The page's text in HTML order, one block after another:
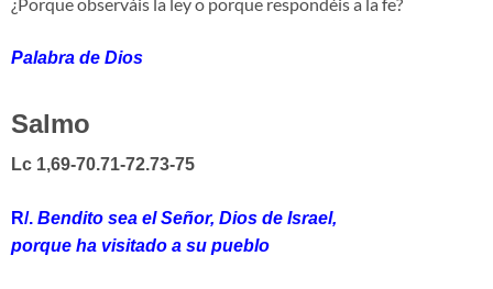
Palabra de Dios
Salmo
Lc 1,69-70.71-72.73-75
R/. Bendito sea el Señor, Dios de Israel,
porque ha visitado a su pueblo